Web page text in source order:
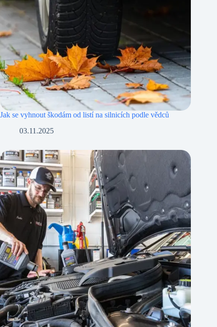
Jak se vyhnout škodám od listí na silnicích podle vědců
03.11.2025